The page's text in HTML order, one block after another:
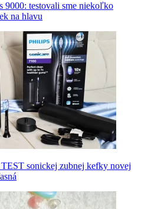
9000: testovali sme niekoľko
na hlavu
sonickej zubnej kefky novej